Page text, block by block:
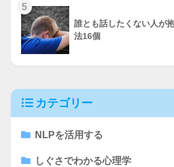
5
誰とも話したくない人が
法16個
カテゴリー
NLPを活用する
しぐさでわかる心理学